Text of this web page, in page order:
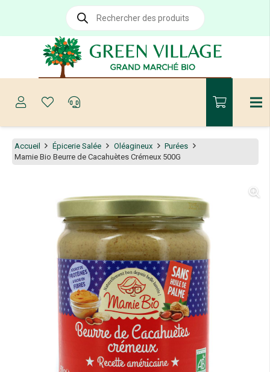
Recherche
produits
Accueil Épicerie Salée Oléagineux
Purées
Mamie Bio Beurre de Cacahuètes Crémeux 500G